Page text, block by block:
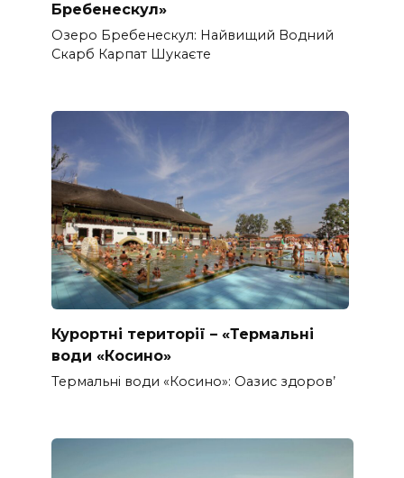
Бребенескул»
Озеро Бребенескул: Найвищий Водний
Скарб Карпат Шукаєте
Курортні території – «Термальні
води «Косино»
Термальні води «Косино»: Оазис здоров’